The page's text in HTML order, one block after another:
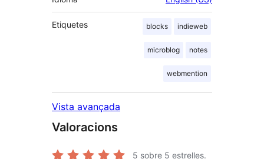
Etiquetes blocks indieweb
microblog notes
webmention
Vista avançada
Valoracions
5 sobre 5 estrelles.